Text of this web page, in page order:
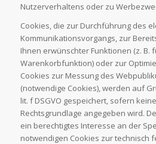
Nutzerverhaltens oder zu
Cookies, die zur Durchführung des
Kommunikationsvorgangs, zur
Ihnen erwünschter Funktionen (z. B.
Warenkorbfunktion) oder zur
Cookies zur Messung des
(notwendige Cookies), werden auf
lit. f DSGVO gespeichert, sofern
Rechtsgrundlage angegeben wird.
ein berechtigtes Interesse an der
notwendigen Cookies zur technisch